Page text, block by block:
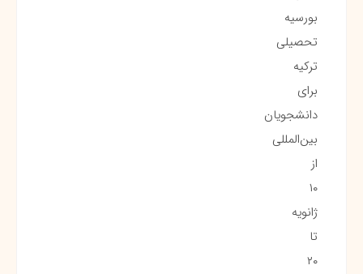
بورسیه
تحصیلی
ترکیه
برای
دانشجویان
بین‌المللی
از
۱۰
ژانویه
تا
۲۰